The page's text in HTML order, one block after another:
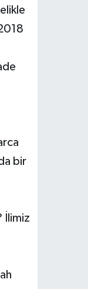
bir
İlimiz